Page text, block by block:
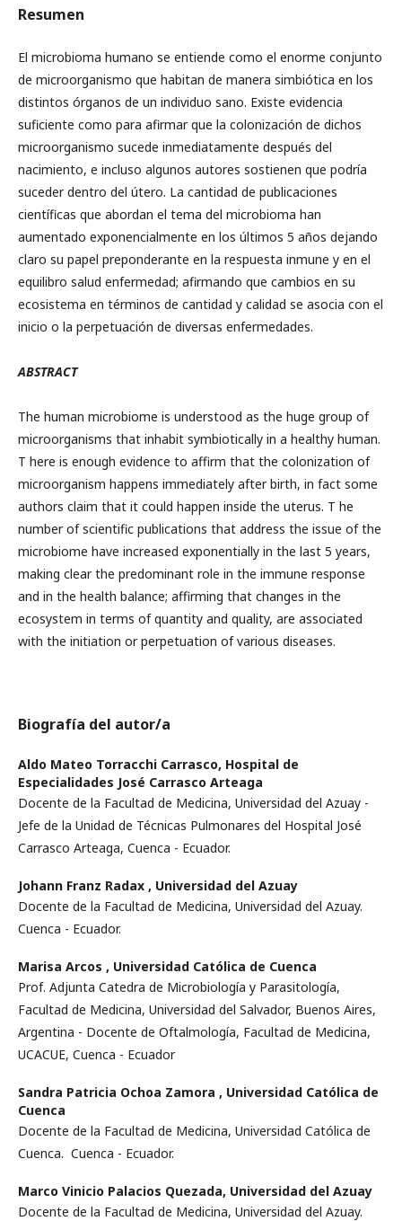
Resumen
El microbioma humano se entiende como el enorme conjunto
de microorganismo que habitan de manera simbiótica en los
distintos órganos de un individuo sano. Existe evidencia
suficiente como para afirmar que la colonización de dichos
microorganismo sucede inmediatamente después del
nacimiento, e incluso algunos autores sostienen que podría
suceder dentro del útero. La cantidad de publicaciones
científicas que abordan el tema del microbioma han
aumentado exponencialmente en los últimos 5 años dejando
claro su papel preponderante en la respuesta inmune y en el
equilibro salud enfermedad; afirmando que cambios en su
ecosistema en términos de cantidad y calidad se asocia con el
inicio o la perpetuación de diversas enfermedades.
ABSTRACT
The human microbiome is understood as the huge group of
microorganisms that inhabit symbiotically in a healthy human.
T here is enough evidence to affirm that the colonization of
microorganism happens immediately after birth, in fact some
authors claim that it could happen inside the uterus. T he
number of scientific publications that address the issue of the
microbiome have increased exponentially in the last 5 years,
making clear the predominant role in the immune response
and in the health balance; affirming that changes in the
ecosystem in terms of quantity and quality, are associated
with the initiation or perpetuation of various diseases.
Biografía del autor/a
Aldo Mateo Torracchi Carrasco, Hospital de
Especialidades José Carrasco Arteaga
Docente de la Facultad de Medicina, Universidad del Azuay -
Jefe de la Unidad de Técnicas Pulmonares del Hospital José
Carrasco Arteaga, Cuenca - Ecuador.
Johann Franz Radax , Universidad del Azuay
Docente de la Facultad de Medicina, Universidad del Azuay.
Cuenca - Ecuador.
Marisa Arcos , Universidad Católica de Cuenca
Prof. Adjunta Catedra de Microbiología y Parasitología,
Facultad de Medicina, Universidad del Salvador, Buenos Aires,
Argentina - Docente de Oftalmología, Facultad de Medicina,
UCACUE, Cuenca - Ecuador
Sandra Patricia Ochoa Zamora , Universidad Católica de
Cuenca
Docente de la Facultad de Medicina, Universidad Católica de
Cuenca. Cuenca - Ecuador.
Marco Vinicio Palacios Quezada, Universidad del Azuay
Docente de la Facultad de Medicina, Universidad del Azuay.